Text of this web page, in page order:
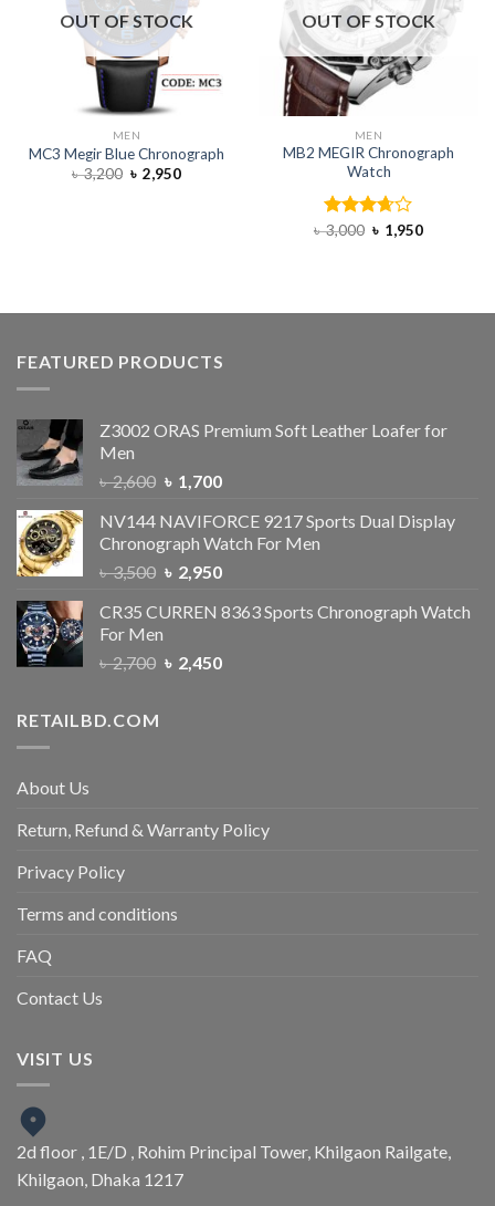
OUT OF STOCK
MEN
MC3 Megir Blue Chronograph
৳3,200 ৳ 2,950
OUT OF STOCK
MEN
MB2 MEGIR Chronograph
Watch
Rated
৳3,000 ৳ 1,950
FEATURED PRODUCTS
Z3002 ORAS Premium Soft Leather Loafer for
Men
৳2,600 ৳ 1,700
NV144 NAVIFORCE 9217 Sports Dual Display
Chronograph Watch For Men
৳3,500 ৳ 2,950
CR35 CURREN 8363 Sports Chronograph Watch
For Men
৳2,700 ৳ 2,450
RETAILBD.COM
About Us
Return, Refund & Warranty Policy
Privacy Policy
Terms and conditions
FAQ
Contact Us
VISIT US
2d floor , 1E/D , Rohim Principal Tower, Khilgaon Railgate,
Khilgaon, Dhaka 1217